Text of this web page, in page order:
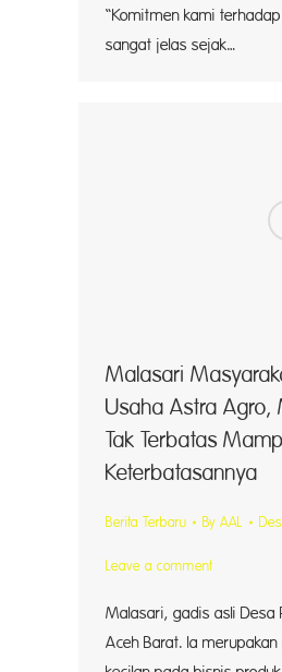
“Komitmen kami
sangat jelas sejak…
Malasari
Usaha Astra Agro,
Tak Terbatas
Keterbatasannya
Berita Terbaru By AAL
Leave a comment
Malasari, gadis asli Desa
Aceh Barat. Ia